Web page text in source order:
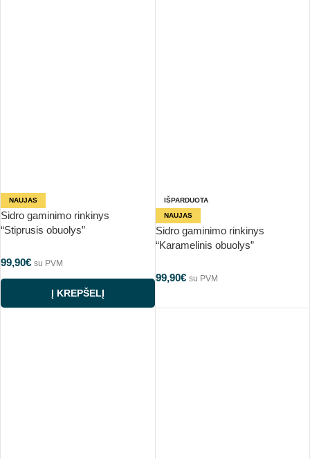
NAUJAS
Sidro gaminimo rinkinys
“Stiprusis obuolys”
99,90€ su PVM
Į KREPŠELĮ
IŠPARDUOTA
NAUJAS
Sidro gaminimo rinkinys
“Karamelinis obuolys”
99,90€ su PVM